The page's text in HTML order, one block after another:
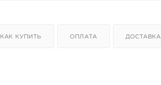
КАК КУПИТЬ ОПЛАТА ДОСТАВКА